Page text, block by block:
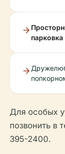
парковка
Для особых
позвонить в
395-2400.